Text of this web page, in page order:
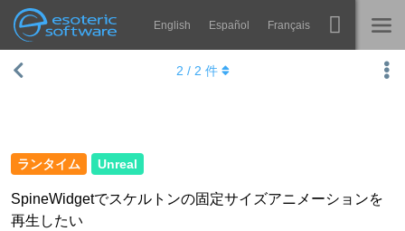
Esoteric Software
Navigation English Español Français
ホーム Spine
ランタイム
ランタイム Unreal
SpineWidgetでスケルトンの固定サイズアニメーションを
再生したい
2 / 2 件